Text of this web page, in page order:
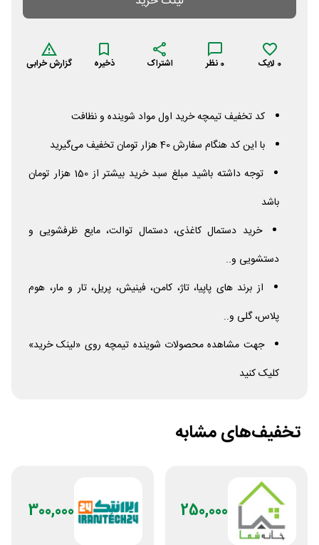
0 لایک 0 نظر اشتراک ذخیره گزارش خرابی
کد تخفیف تیمچه خرید اول مواد شوینده و نظافت
با این کد هنگام سفارش 40 هزار تومان تخفیف می‌گیرید
توجه داشته باشید مبلغ سبد خرید بیشتر از 150 هزار تومان
باشد
خرید دستمال کاغذی، دستمال توالت، مایع ظرفشویی و
دستشویی و..
از برند های پاپیا، تاژ، کامن، فینیش، پریل، تار و مار، هوم
پلاس، گلی و..
جهت مشاهده محصولات شوینده تیمچه روی «لینک خرید»
کلیک کنید
تخفیف‌های مشابه
250,000
300,000